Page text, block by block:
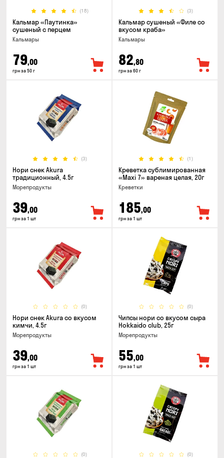
(18)
Кальмар «Паутинка»
сушеный с перцем
Кальмары
79,00
грн за 50 г
(3)
Кальмар сушеный «Филе со
вкусом краба»
Кальмары
82,80
грн за 60 г
(3)
Нори снек Akura
традиционный, 4.5г
Морепродукты
39,00
грн за 1 шт
(1)
Креветка сублимированная
«Maxi 7» вареная целая, 20г
Креветки
185,00
грн за 1 шт
(0)
Нори снек Akura со вкусом
кимчи, 4.5г
Морепродукты
39,00
грн за 1 шт
(0)
Чипсы нори со вкусом сыра
Hokkaido club, 25г
Морепродукты
55,00
грн за 1 шт
(0) (0)